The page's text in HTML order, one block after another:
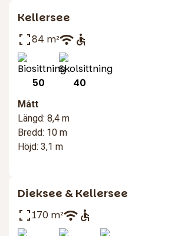
Kellersee
84 m²
50 40
Mått
Längd: 8,4 m
Bredd: 10 m
Höjd: 3,1 m
Dieksee & Kellersee
170 m²